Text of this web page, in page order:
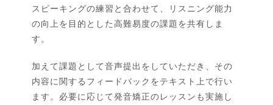
スピーキングの練習と合わせて、リスニング能力
の向上を目的とした高難易度の課題を共有しま
す。
加えて課題として音声提出をしていただき、その
内容に関するフィードバックをテキスト上で行い
ます。必要に応じて発音矯正のレッスンも実施し